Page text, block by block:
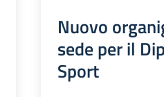
Nuovo
sede per il
Sport